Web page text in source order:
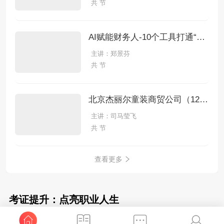
共 节
AI赋能财务人-10个工具打通“做账-报税-分析-报告"全链条
主讲：郑景芬
共 节
北京杰丽尔童装商贸公司（12月份）手工全盘账
主讲：司马莹飞
共 节
查看更多
考证提升：点亮职业人生